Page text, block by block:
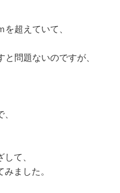
超えていて、
問題ないのですが、
て、
ました。